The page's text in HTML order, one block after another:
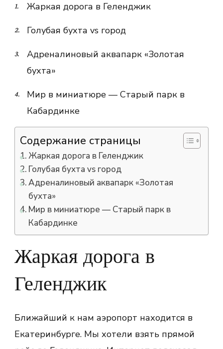
Жаркая дорога в Геленджик
Голубая бухта vs город
Адреналиновый аквапарк «Золотая
бухта»
Мир в миниатюре — Старый парк в
Кабардинке
Содержание страницы
Жаркая дорога в Геленджик
Голубая бухта vs город
Адреналиновый аквапарк «Золотая
бухта»
Мир в миниатюре — Старый парк в
Кабардинке
Жаркая дорога в
Геленджик
Ближайший к нам аэропорт находится в
Екатеринбурге. Мы хотели взять прямой